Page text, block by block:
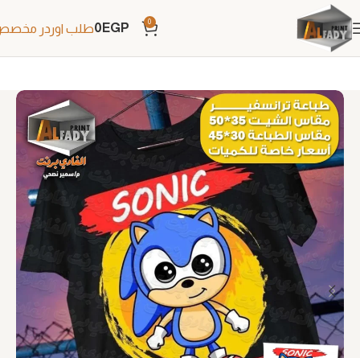
0
0 EGP طلب اوردر